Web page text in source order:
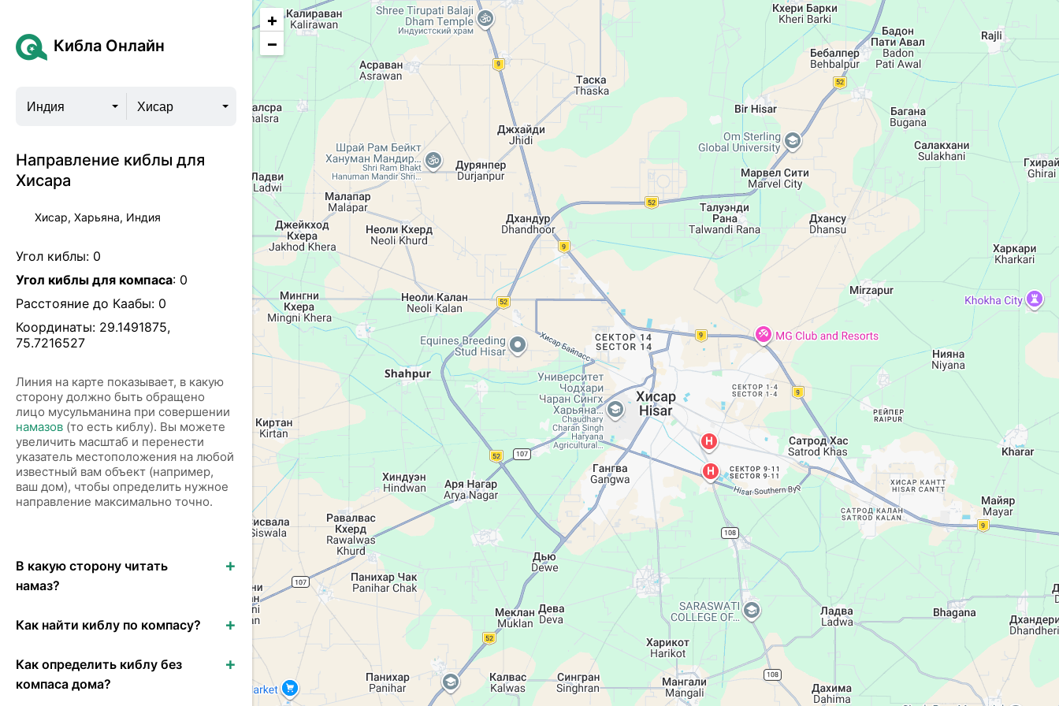
+
−
Кибла Онлайн
Индия Хисар
Направление киблы для
Хисара
Хисар, Харьяна, Индия
Угол киблы: 0
Угол киблы для компаса: 0
Расстояние до Каабы: 0
Координаты: 29.1491875,
75.7216527
Линия на карте показывает, в какую
сторону должно быть обращено
лицо мусульманина при совершении
намазов (то есть киблу). Вы можете
увеличить масштаб и перенести
указатель местоположения на любой
известный вам объект (например,
ваш дом), чтобы определить нужное
направление максимально точно.
В какую сторону читать
намаз?
Как найти киблу по компасу?
Как определить киблу без
компаса дома?